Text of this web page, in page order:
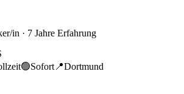
in · 7 Jahre Erfahrung
🟢Sofort 📍Dortmund